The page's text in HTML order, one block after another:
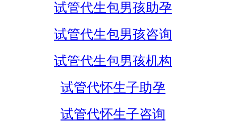
试管代生包男孩助孕
试管代生包男孩咨询
试管代生包男孩机构
试管代怀生子助孕
试管代怀生子咨询